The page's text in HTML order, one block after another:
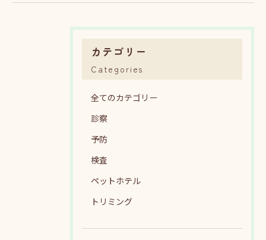
カテゴリー
Categories
全てのカテゴリー
診察
予防
検査
ペットホテル
トリミング